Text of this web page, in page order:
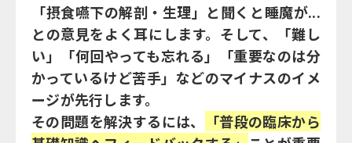
「摂食嚥下の解剖・生理」と聞くと睡魔が...
との意見をよく耳にします。そして、「難し
い」「何回やっても忘れる」「重要なのは分
かっているけど苦手」などのマイナスのイメ
ージが先行します。
その問題を解決するには、
「普段の臨床から